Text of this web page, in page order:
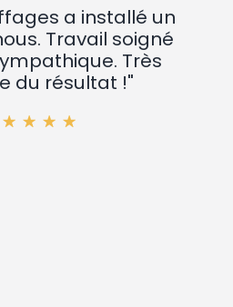
a installé un
Travail soigné
Très
du résultat !"